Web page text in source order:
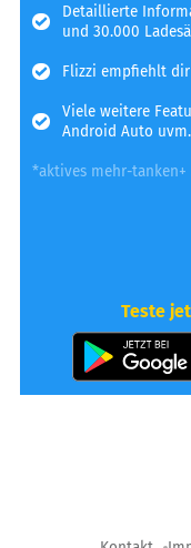
Detaillierte
und 30.000
Flizzi empfiehlt
Viele weitere
Android Auto uvm.
*aktives mehr-
Teste